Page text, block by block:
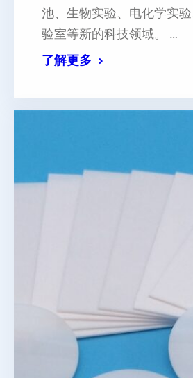
池、生物实验、电化学实
验室等新的科技领域。 …
了解更多